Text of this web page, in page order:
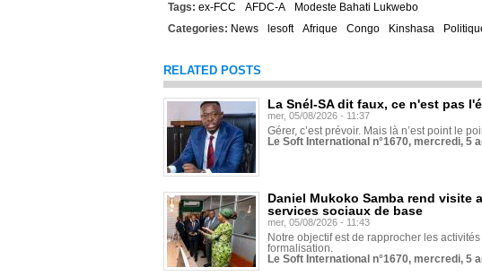
Tags: ex-FCC AFDC-A
Modeste Bahati Lukwebo
Categories: News lesoft Afrique Congo Kinshasa
RELATED POSTS
La Snél-SA dit faux, ce n'est pas
mer, 05/08/2026 - 11:37
Gérer, c’est prévoir. Mais là n’est point le
Le Soft International n°1670, mercredi, 5
Daniel Mukoko Samba rend visite
services sociaux de base
mer, 05/08/2026 - 11:43
Notre objectif est de rapprocher les
formalisation.
Le Soft International n°1670, mercredi, 5